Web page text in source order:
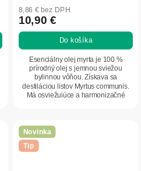
8,86 € bez DPH
10,90 €
Do košíka
Esenciálny olej myrta je 100 %
prírodný olej s jemnou sviežou
bylinnou vôňou. Získava sa
destiláciou listov Myrtus communis.
Má osviežujúce a harmonizačné
Novinka
Tip